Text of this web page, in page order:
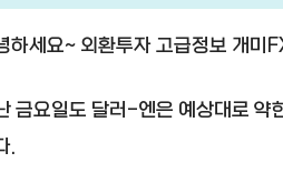
하세요~ 외환투자 고급정보 개미
금요일도 달러-엔은 예상대로 약
.